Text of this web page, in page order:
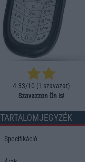
4.33/10 (1 szavazat)
Szavazzon Ön is!
TARTALOMJEGYZÉK
Specifikáció